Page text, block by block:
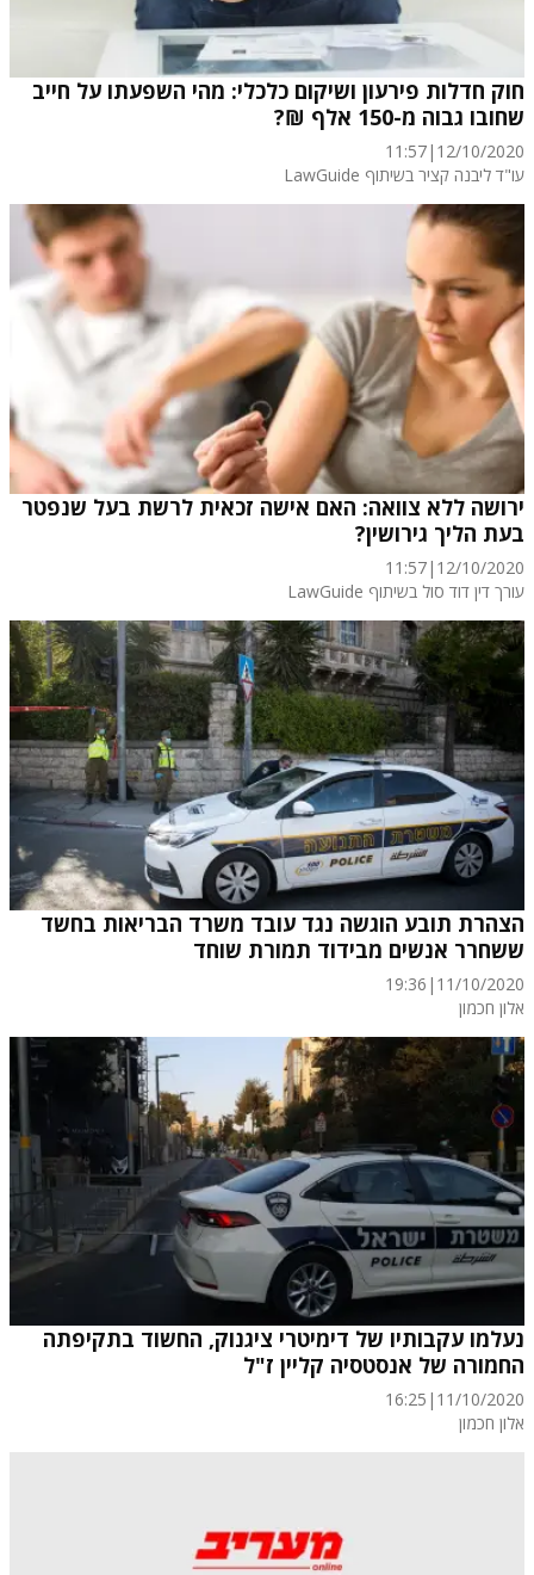
חוק חדלות פירעון ושיקום כלכלי: מהי השפעתו על חייב
שחובו גבוה מ-150 אלף ₪?
12/10/2020
|
11:57
עו"ד ליבנה קציר בשיתוף LawGuide
ירושה ללא צוואה: האם אישה זכאית לרשת בעל שנפטר
בעת הליך גירושין?
12/10/2020
|
11:57
עורך דין דוד סול בשיתוף LawGuide
הצהרת תובע הוגשה נגד עובד משרד הבריאות בחשד
ששחרר אנשים מבידוד תמורת שוחד
11/10/2020
|
19:36
אלון חכמון
נעלמו עקבותיו של דימיטרי ציגנוק, החשוד בתקיפתה
החמורה של אנסטסיה קליין ז"ל
11/10/2020
|
16:25
אלון חכמון